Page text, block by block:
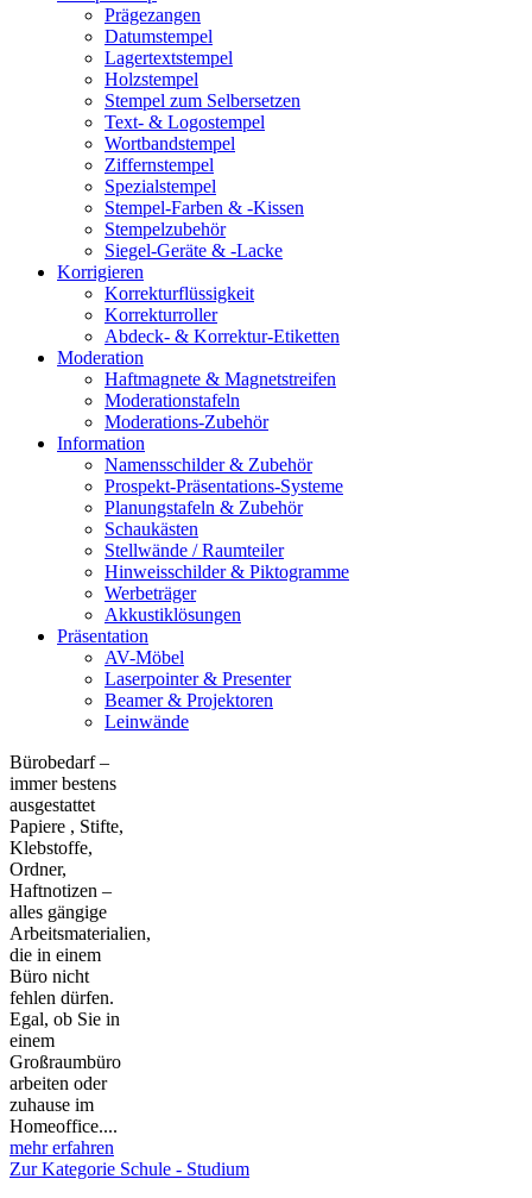
Prägezangen
Datumstempel
Lagertextstempel
Holzstempel
Stempel zum Selbersetzen
Text- & Logostempel
Wortbandstempel
Ziffernstempel
Spezialstempel
Stempel-Farben & -Kissen
Stempelzubehör
Siegel-Geräte & -Lacke
Korrigieren
Korrekturflüssigkeit
Korrekturroller
Abdeck- & Korrektur-Etiketten
Moderation
Haftmagnete & Magnetstreifen
Moderationstafeln
Moderations-Zubehör
Information
Namensschilder & Zubehör
Prospekt-Präsentations-Systeme
Planungstafeln & Zubehör
Schaukästen
Stellwände / Raumteiler
Hinweisschilder & Piktogramme
Werbeträger
Akkustiklösungen
Präsentation
AV-Möbel
Laserpointer & Presenter
Beamer & Projektoren
Leinwände
Bürobedarf –
immer bestens
ausgestattet
Papiere , Stifte,
Klebstoffe,
Ordner,
Haftnotizen –
alles gängige
Arbeitsmaterialien,
die in einem
Büro nicht
fehlen dürfen.
Egal, ob Sie in
einem
Großraumbüro
arbeiten oder
zuhause im
Homeoffice....
mehr erfahren
Zur Kategorie Schule - Studium